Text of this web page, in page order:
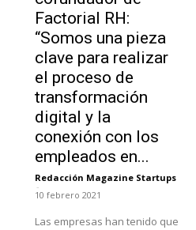
Factorial RH:
“Somos una pieza
clave para realizar
el proceso de
transformación
digital y la
conexión con los
empleados en...
Redacción Magazine Startups
-
10 febrero 2021
Las empresas han tenido que